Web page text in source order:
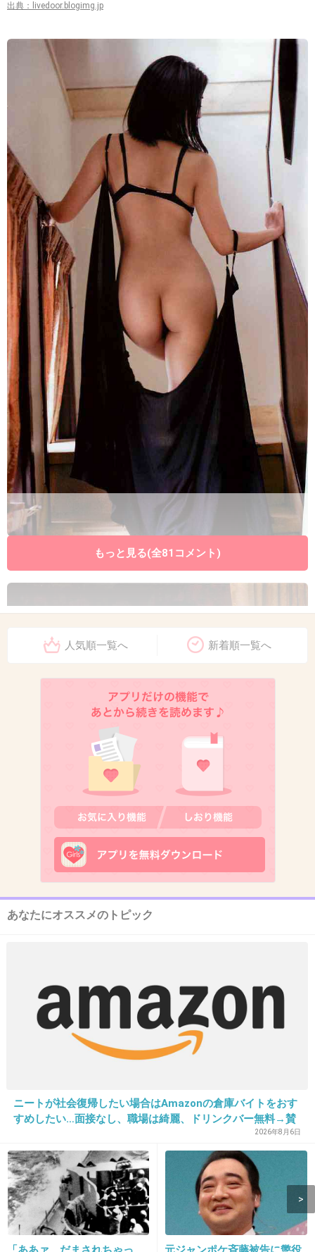
出典：livedoor.blogimg.jp
出典：livedoor.blogimg.jpもっと見る(全81コメント)
人気順一覧へ 新着順一覧へ
あなたにオススメのトピック
ニートが社会復帰したい場合はAmazonの倉庫バイトをおす
すめしたい…面接なし、職場は綺麗、ドリンクバー無料→賛
否両論、場所によって全然違う「コンビニバイトの方がマ
シ」との声も
2026年8月6日